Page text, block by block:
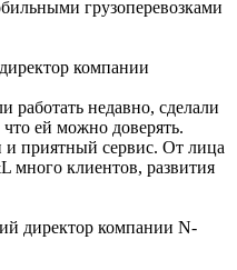
грузоперевозками
компании
недавно, сделали
ей можно доверять.
и приятный сервис. От лица
клиентов, развития
директор компании N-